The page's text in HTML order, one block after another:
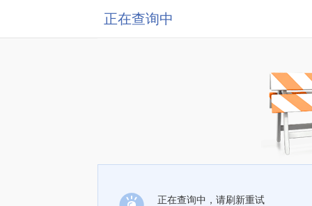
正在查询中
正在查询中，请刷新重试